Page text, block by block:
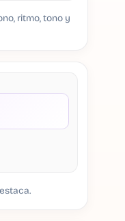
ritmo, tono y